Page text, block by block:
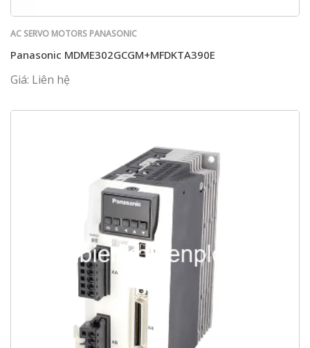
AC SERVO MOTORS PANASONIC
Panasonic MDME302GCGM+MFDKTA390E
Giá: Liên hệ